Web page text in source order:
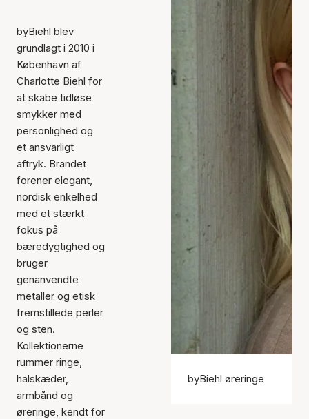
byBiehl blev
grundlagt i 2010 i
København af
Charlotte Biehl for
at skabe tidløse
smykker med
personlighed og
et ansvarligt
aftryk. Brandet
forener elegant,
nordisk enkelhed
med et stærkt
fokus på
bæredygtighed og
bruger
genanvendte
metaller og etisk
fremstillede perler
og sten.
Kollektionerne
rummer ringe,
halskæder,
armbånd og
øreringe, kendt for
byBiehl øreringe